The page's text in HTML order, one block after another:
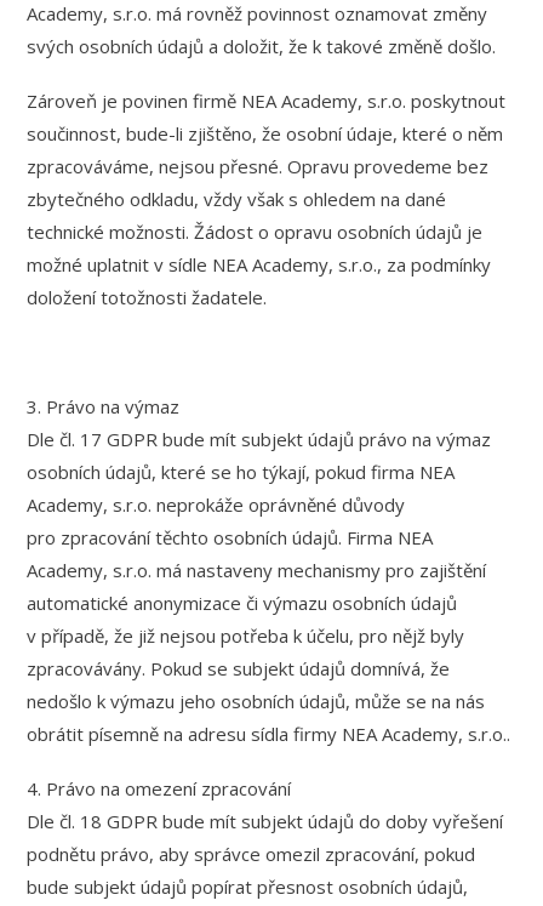
Academy, s.r.o. má rovněž povinnost oznamovat změny
svých osobních údajů a doložit, že k takové změně došlo.
Zároveň je povinen firmě NEA Academy, s.r.o. poskytnout
součinnost, bude-li zjištěno, že osobní údaje, které o něm
zpracováváme, nejsou přesné. Opravu provedeme bez
zbytečného odkladu, vždy však s ohledem na dané
technické možnosti. Žádost o opravu osobních údajů je
možné uplatnit v sídle NEA Academy, s.r.o., za podmínky
doložení totožnosti žadatele.
3. Právo na výmaz
Dle čl. 17 GDPR bude mít subjekt údajů právo na výmaz
osobních údajů, které se ho týkají, pokud firma NEA
Academy, s.r.o. neprokáže oprávněné důvody
pro zpracování těchto osobních údajů. Firma NEA
Academy, s.r.o. má nastaveny mechanismy pro zajištění
automatické anonymizace či výmazu osobních údajů
v případě, že již nejsou potřeba k účelu, pro nějž byly
zpracovávány. Pokud se subjekt údajů domnívá, že
nedošlo k výmazu jeho osobních údajů, může se na nás
obrátit písemně na adresu sídla firmy NEA Academy, s.r.o..
4. Právo na omezení zpracování
Dle čl. 18 GDPR bude mít subjekt údajů do doby vyřešení
podnětu právo, aby správce omezil zpracování, pokud
bude subjekt údajů popírat přesnost osobních údajů,